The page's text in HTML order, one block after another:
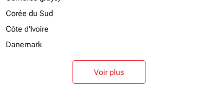
Corée du Sud
Côte d'Ivoire
Danemark
Voir plus